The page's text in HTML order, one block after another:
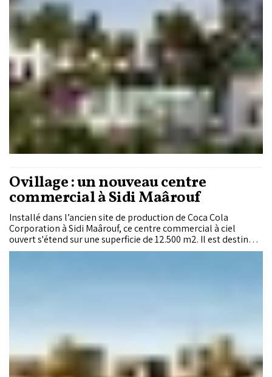
Ovillage : un nouveau centre
commercial à Sidi Maârouf
Installé dans l’ancien site de production de Coca Cola
Corporation à Sidi Maârouf, ce centre commercial à ciel
ouvert s'étend sur une superficie de 12.500 m2. Il est destiné
aux familles de Sidi Maârouf-Moustakbal et aux